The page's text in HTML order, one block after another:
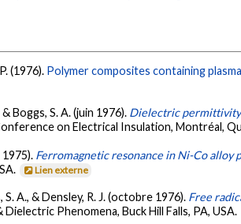
(1976). Polymer composites containing
Boggs, S. A. (juin 1976). Dielectric permittivity
on Electrical Insulation, Montréal,
1975). Ferromagnetic resonance in Ni-Co alloy
Lien externe
A., & Densley, R. J. (octobre 1976). Free
Phenomena, Buck Hill Falls, PA, USA.